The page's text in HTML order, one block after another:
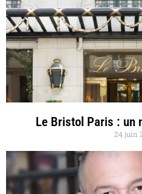
Le Bristol Paris : un
24 juin